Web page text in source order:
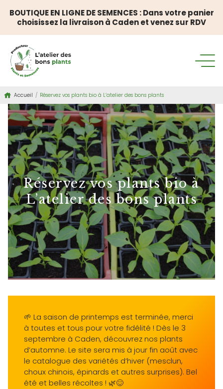
BOUTIQUE EN LIGNE DE SEMENCES : Dans votre panier
choisissez la livraison à Caden et venez sur RDV
Accueil / Réservez vos plants bio à L’atelier des bons plants
Réservez vos plants bio à
L’atelier des bons plants
🌱 La saison de printemps est terminée, merci
à toutes et tous pour votre fidélité ! Dès le 3
septembre à Caden, découvrez nos plants
d’automne. Le site sera mis à jour fin août avec
le catalogue des variétés d’hiver (mesclun,
choux chinois, épinards et autres surprises). Bel
été et belles récoltes ! 🌿😊